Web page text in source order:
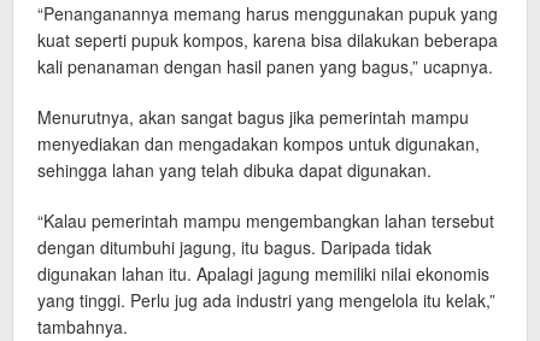
“Penanganannya memang harus menggunakan pupuk yang
kuat seperti pupuk kompos, karena bisa dilakukan beberapa
kali penanaman dengan hasil panen yang bagus,” ucapnya.
Menurutnya, akan sangat bagus jika pemerintah mampu
menyediakan dan mengadakan kompos untuk digunakan,
sehingga lahan yang telah dibuka dapat digunakan.
“Kalau pemerintah mampu mengembangkan lahan tersebut
dengan ditumbuhi jagung, itu bagus. Daripada tidak
digunakan lahan itu. Apalagi jagung memiliki nilai ekonomis
yang tinggi. Perlu jug ada industri yang mengelola itu kelak,”
tambahnya.